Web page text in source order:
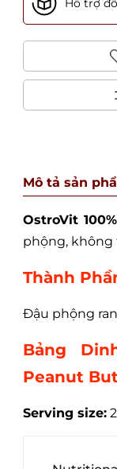
Hỗ trợ
Mô tả sản
OstroVit
phộng, không
Thành
Đậu phộng
Bảng
Peanut
Serving size: